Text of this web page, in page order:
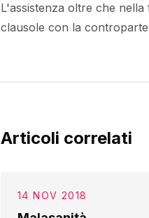
L'assistenza oltre che
clausole con la
Articoli correlati
14 NOV 2018